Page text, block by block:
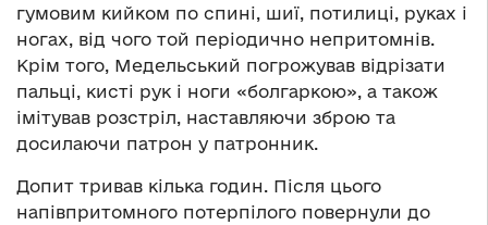
гумовим кийком по спині, шиї, потилиці, руках і
ногах, від чого той періодично непритомнів.
Крім того, Медельський погрожував відрізати
пальці, кисті рук і ноги «болгаркою», а також
імітував розстріл, наставляючи зброю та
досилаючи патрон у патронник.
Допит тривав кілька годин. Після цього
напівпритомного потерпілого повернули до